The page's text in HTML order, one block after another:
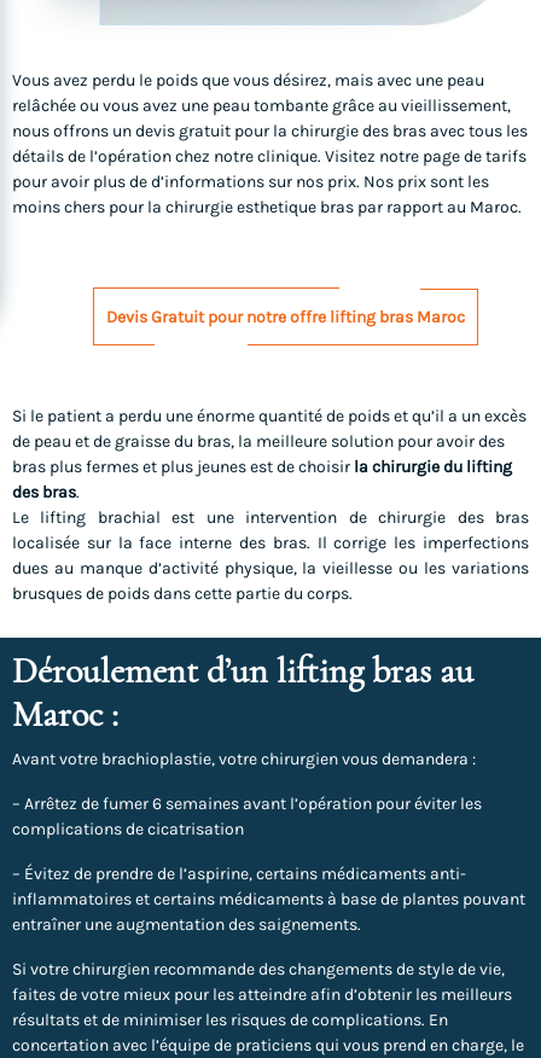
Vous avez perdu le poids que vous désirez, mais avec une peau
relâchée ou vous avez une peau tombante grâce au vieillissement,
nous offrons un devis gratuit pour la chirurgie des bras avec tous les
détails de l’opération chez notre clinique. Visitez notre page de tarifs
pour avoir plus de d’informations sur nos prix. Nos prix sont les
moins chers pour la chirurgie esthetique bras par rapport au Maroc.
Devis Gratuit pour notre offre lifting bras Maroc
Si le patient a perdu une énorme quantité de poids et qu’il a un excès
de peau et de graisse du bras, la meilleure solution pour avoir des
bras plus fermes et plus jeunes est de choisir la chirurgie du lifting
des bras.
Le lifting brachial est une intervention de chirurgie des bras
localisée sur la face interne des bras. Il corrige les imperfections
dues au manque d’activité physique, la vieillesse ou les variations
brusques de poids dans cette partie du corps.
Déroulement d’un lifting bras au
Maroc :
Avant votre brachioplastie, votre chirurgien vous demandera :
– Arrêtez de fumer 6 semaines avant l’opération pour éviter les
complications de cicatrisation
– Évitez de prendre de l’aspirine, certains médicaments anti-
inflammatoires et certains médicaments à base de plantes pouvant
entraîner une augmentation des saignements.
Si votre chirurgien recommande des changements de style de vie,
faites de votre mieux pour les atteindre afin d’obtenir les meilleurs
résultats et de minimiser les risques de complications. En
concertation avec l’équipe de praticiens qui vous prend en charge, le